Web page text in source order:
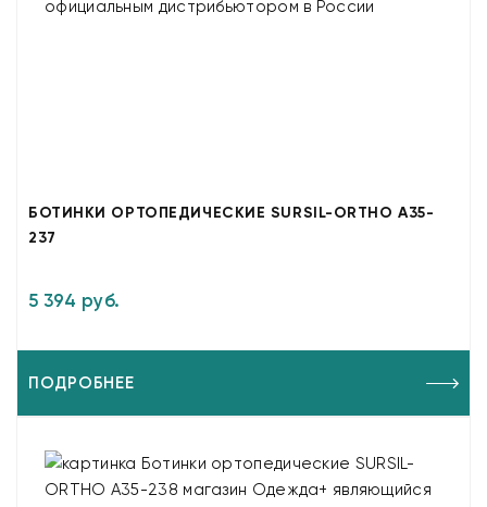
БОТИНКИ ОРТОПЕДИЧЕСКИЕ SURSIL-ORTHO A35-
237
5 394 руб.
ПОДРОБНЕЕ